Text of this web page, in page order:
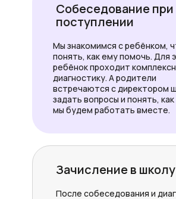
Собеседование при
поступлении
Мы знакомимся с ребёнком,
понять, как ему помочь. Для
ребёнок проходит
диагностику. А родители
встречаются с директором
задать вопросы и понять, как
мы будем работать вместе.
Зачисление в школу
После собеседования и